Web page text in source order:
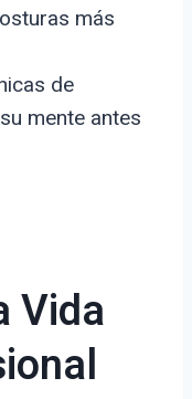
más
de
mente antes
Vida